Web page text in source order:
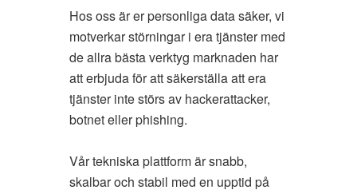
Hos oss är er personliga data säker, vi
motverkar störningar i era tjänster med
de allra bästa verktyg marknaden har
att erbjuda för att säkerställa att era
tjänster inte störs av hackerattacker,
botnet eller phishing.
Vår tekniska plattform är snabb,
skalbar och stabil med en upptid på